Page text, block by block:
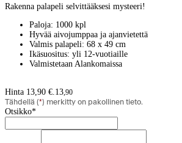
Rakenna palapeli selvittääksesi mysteeri!
Paloja: 1000 kpl
Hyvää aivojumppaa ja ajanvietettä
Valmis palapeli: 68 x 49 cm
Ikäsuositus: yli 12-vuotiaille
Valmistetaan Alankomaissa
Hinta 13,90 €. 13,90
Tähdellä (*) merkitty on pakollinen tieto.
Otsikko*